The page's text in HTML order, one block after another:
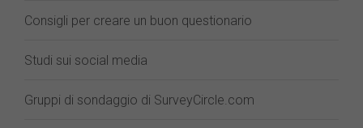
Consigli per creare un buon questionario
Studi sui social media
Gruppi di sondaggio di SurveyCircle.com